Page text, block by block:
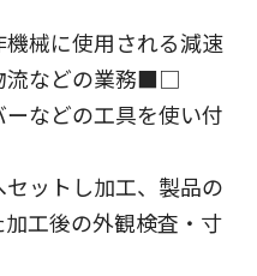
械に使用される減速
流などの業務■□
などの工具を使い付
ットし加工、製品の
工後の外観検査・寸